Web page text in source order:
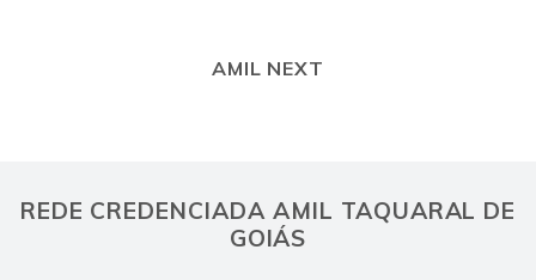
AMIL NEXT
REDE CREDENCIADA AMIL TAQUARAL DE
GOIÁS